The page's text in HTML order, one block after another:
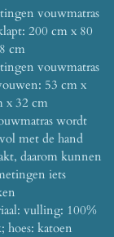
vouwmatras
200 cm x 80
cm
vouwmatras
53 cm x
x 32 cm
wordt
met de hand
daarom kunnen
iets
vulling: 100%
hoes: katoen